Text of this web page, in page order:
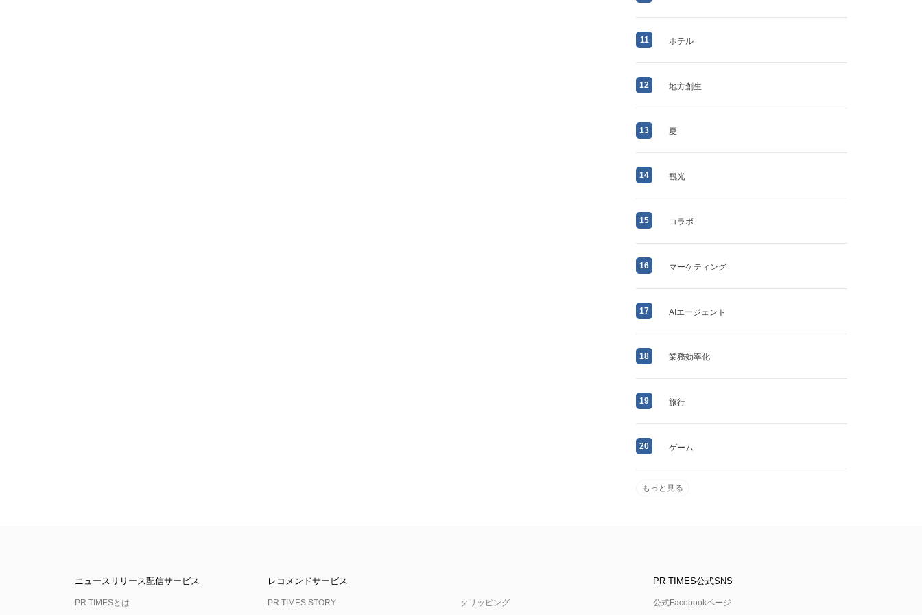
11 ホテル
12 地方創生
13 夏
14 観光
15 コラボ
16 マーケティング
17 AIエージェント
18 業務効率化
19 旅行
20 ゲーム
もっと見る
ニュースリリース配信サービス
PR TIMESとは
レコメンドサービス
PR TIMES STORY クリッピング
PR TIMES公式SNS
公式Facebookページ